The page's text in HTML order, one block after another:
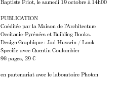
Baptiste Friot, le samedi 19 octobre à 14h00
PUBLICATION
Coéditée par la Maison de l’Architecture
Occitanie-Pyrénées et Building Books.
Design Graphique : Jad Hussein / Look
Specific avec Quentin Coulombier
96 pages, 29 €
en partenariat avec le laboratoire Photon